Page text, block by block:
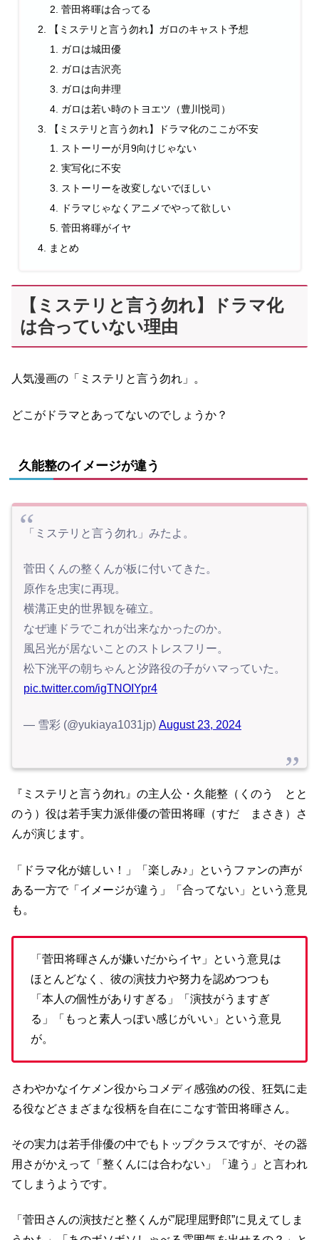
菅田将暉は合ってる
【ミステリと言う勿れ】ガロのキャスト予想
ガロは城田優
ガロは吉沢亮
ガロは向井理
ガロは若い時のトヨエツ（豊川悦司）
【ミステリと言う勿れ】ドラマ化のここが不安
ストーリーが月9向けじゃない
実写化に不安
ストーリーを改変しないでほしい
ドラマじゃなくアニメでやって欲しい
菅田将暉がイヤ
まとめ
【ミステリと言う勿れ】ドラマ化
は合っていない理由
人気漫画の「ミステリと言う勿れ」。
どこがドラマとあってないのでしょうか？
久能整のイメージが違う
「ミステリと言う勿れ」みたよ。
菅田くんの整くんが板に付いてきた。
原作を忠実に再現。
横溝正史的世界観を確立。
なぜ連ドラでこれが出来なかったのか。
風呂光が居ないことのストレスフリー。
松下洸平の朝ちゃんと汐路役の子がハマっていた。
pic.twitter.com/igTNOIYpr4
— 雪彩 (@yukiaya1031jp) August 23, 2024
『ミステリと言う勿れ』の主人公・久能整（くのう とと
のう）役は若手実力派俳優の菅田将暉（すだ まさき）さ
んが演じます。
「ドラマ化が嬉しい！」「楽しみ♪」というファンの声が
ある一方で「イメージが違う」「合ってない」という意見
も。
「菅田将暉さんが嫌いだからイヤ」という意見は
ほとんどなく、彼の演技力や努力を認めつつも
「本人の個性がありすぎる」「演技がうますぎ
る」「もっと素人っぽい感じがいい」という意見
が。
さわやかなイケメン役からコメディ感強めの役、狂気に走
る役などさまざまな役柄を自在にこなす菅田将暉さん。
その実力は若手俳優の中でもトップクラスですが、その器
用さがかえって「整くんには合わない」「違う」と言われ
てしまうようです。
「菅田さんの演技だと整くんが”屁理屈野郎”に見えてしま